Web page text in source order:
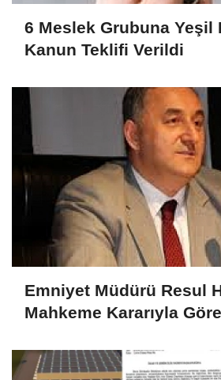
6 Meslek Grubuna Yeşil
Kanun Teklifi Verildi
Emniyet Müdürü Resul
Mahkeme Kararıyla